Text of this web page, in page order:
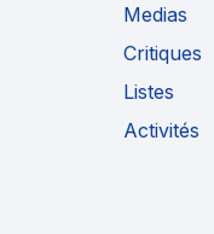
Medias
Critiques
Listes
Activités